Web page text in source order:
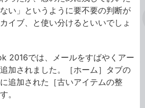
い」というように要不要の判断が
イブ、と使い分けるといいでしょ
2016では、メールをすばやくアー
加されました。［ホーム］タブの
追加された［古いアイテムの整
。